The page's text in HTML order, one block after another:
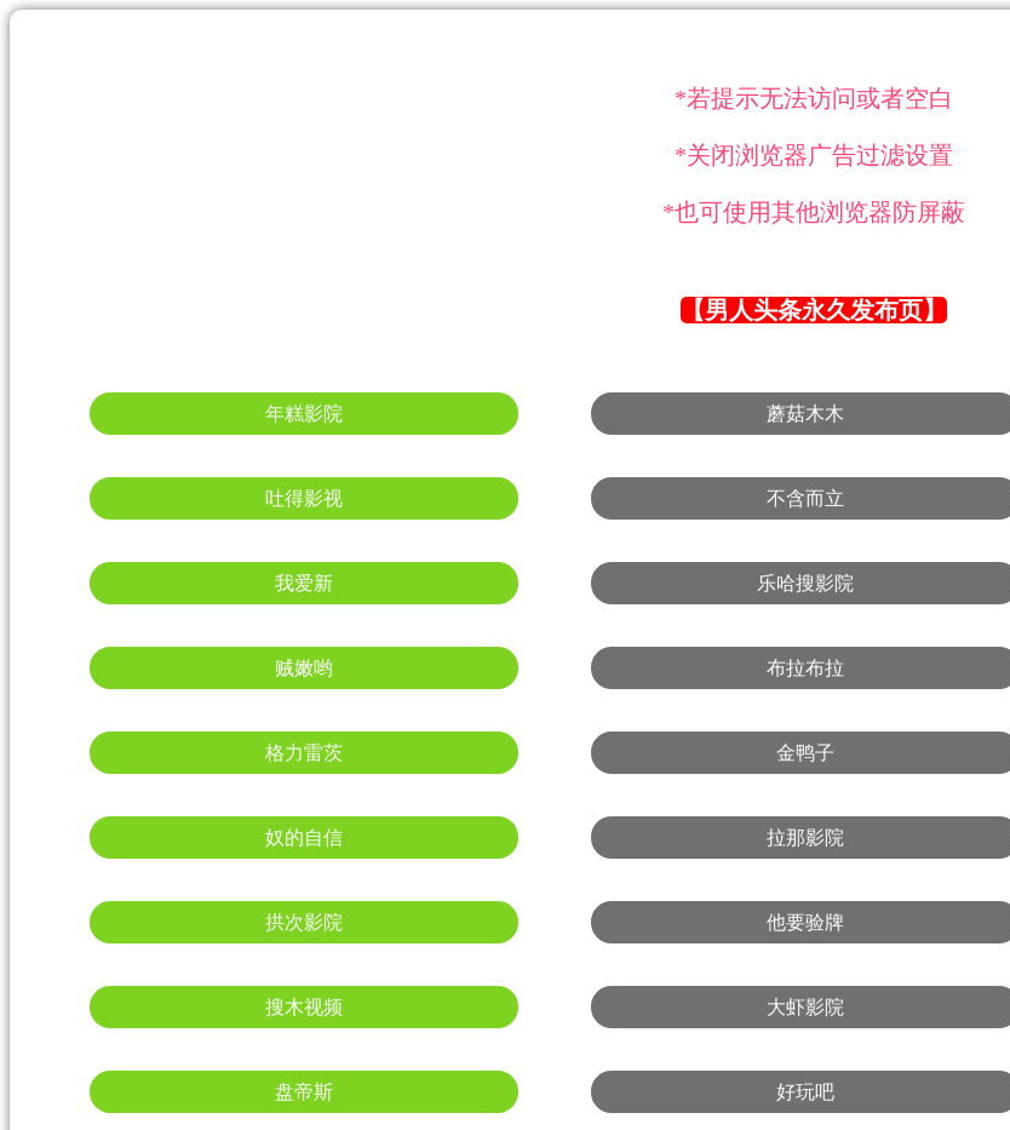
*若提示无法访问或者空白
*关闭浏览器广告过滤设置
*也可使用其他浏览器防屏蔽
【男人头条永久发布页】
年糕影院 蘑菇木木
吐得影视 不含而立
我爱新 乐哈搜影院
贼嫩哟 布拉布拉
格力雷茨 金鸭子
奴的自信 拉那影院
拱次影院 他要验牌
搜木视频 大虾影院
盘帝斯 好玩吧